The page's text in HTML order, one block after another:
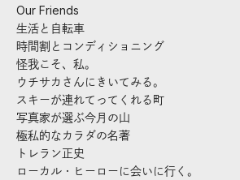
Our Friends
生活と自転車
時間割とコンディショニング
怪我こそ、私。
ウチサカさんにきいてみる。
スキーが連れてってくれる町
写真家が選ぶ今月の山
極私的なカラダの名著
トレラン正史
ローカル・ヒーローに会いに行く。